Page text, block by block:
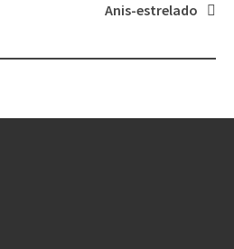
Anis-estrelado